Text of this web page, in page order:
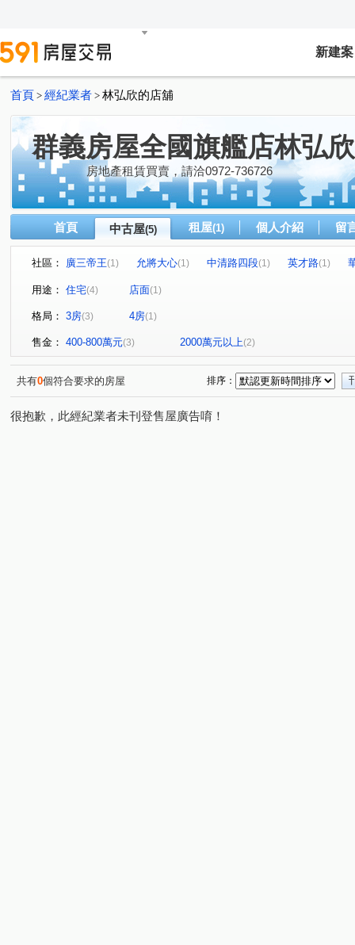
新建案
首頁 > 經紀業者 > 林弘欣的店舖
群義房屋全國旗艦店林弘欣
房地產租賃買賣，請洽0972-736726
首頁 中古屋(5) 租屋(1) 個人介紹 留
社區： 廣三帝王(1) 允將大心(1) 中清路四段(1) 英才路(1)
太原路二段
用途： 住宅(4) 店面(1)
格局： 3房(3) 4房(1)
售金： 400-800萬元(3) 2000萬元以上(2)
共有0個符合要求的房屋 排序：
很抱歉，此經紀業者未刊登售屋廣告唷！